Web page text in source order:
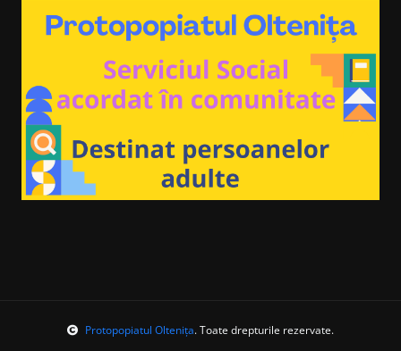
Protopopiatul Oltenița. Toate drepturile rezervate.